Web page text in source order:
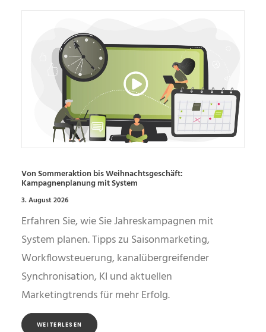
Von Sommeraktion bis Weihnachtsgeschäft:
Kampagnenplanung mit System
3. August 2026
Erfahren Sie, wie Sie Jahreskampagnen mit
System planen. Tipps zu Saisonmarketing,
Workflowsteuerung, kanalübergreifender
Synchronisation, KI und aktuellen
Marketingtrends für mehr Erfolg.
WEITERLESEN